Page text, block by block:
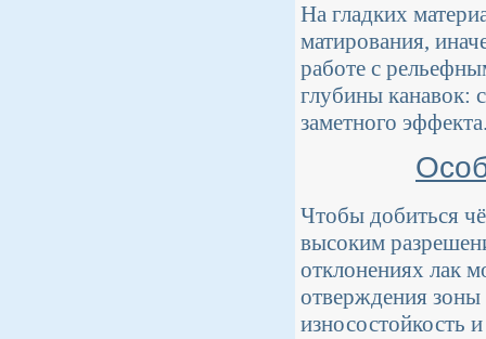
На гладких
матирования,
работе с
глубины канавок:
заметного
Чтобы добиться
высоким
отклонениях лак
отверждения
износостойкость